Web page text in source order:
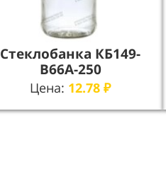
Стеклобанка КБ149-
В66А-250
Цена: 12.78 ₽